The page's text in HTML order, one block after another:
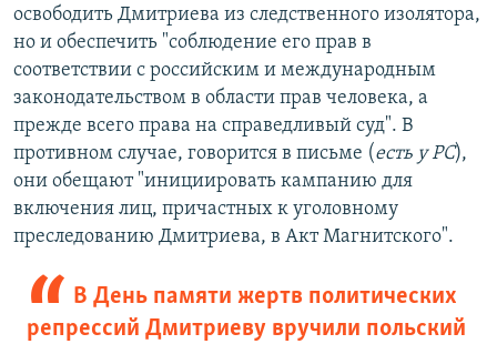
освободить Дмитриева из следственного изолятора,
но и обеспечить "соблюдение его прав в
соответствии с российским и международным
законодательством в области прав человека, а
прежде всего права на справедливый суд". В
противном случае, говорится в письме (есть у РС),
они обещают "инициировать кампанию для
включения лиц, причастных к уголовному
преследованию Дмитриева, в Акт Магнитского".
В День памяти жертв политических
репрессий Дмитриеву вручили польский